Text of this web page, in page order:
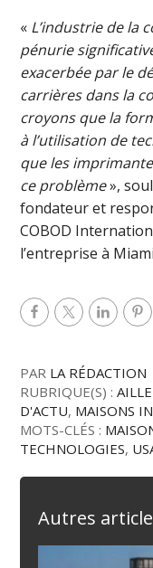
« L’industrie de la
pénurie
exacerbée par le
carrières dans la
croyons que la
à l’utilisation de
que les
ce problème»,
fondateur et
COBOD
l’entreprise à
PAR LA RÉDACTION
RUBRIQUE(S) :
D'ACTU, MAISONS
MOTS-CLÉS :
TECHNOLOGIES,
Autres